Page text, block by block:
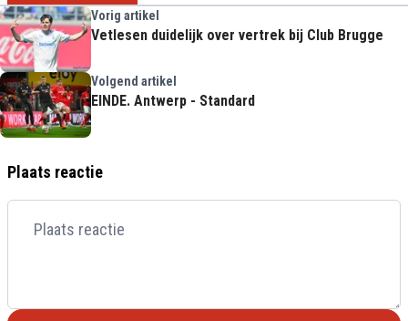
Vorig artikel
Vetlesen duidelijk over vertrek bij Club Brugge
Volgend artikel
EINDE. Antwerp - Standard
Plaats reactie